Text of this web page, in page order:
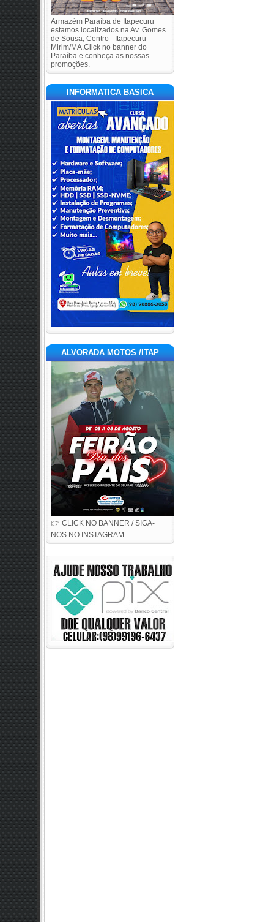
Armazém Paraíba de Itapecuru
estamos localizados na Av. Gomes
de Sousa, Centro - Itapecuru
Mirim/MA.Click no banner do
Paraíba e conheça as nossas
promoções.
INFORMATICA BASICA
ALVORADA MOTOS /ITAP
👉 CLICK NO BANNER / SIGA-
NOS NO INSTAGRAM